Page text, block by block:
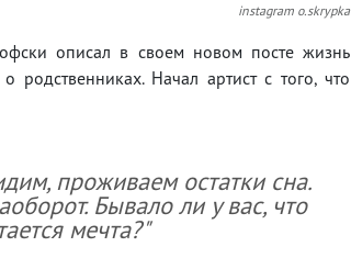
instagram o.skrypka
описал в своем новом посте жизнь
Начал артист с того, что
проживаем остатки сна.
Бывало ли у вас, что
мечта?"